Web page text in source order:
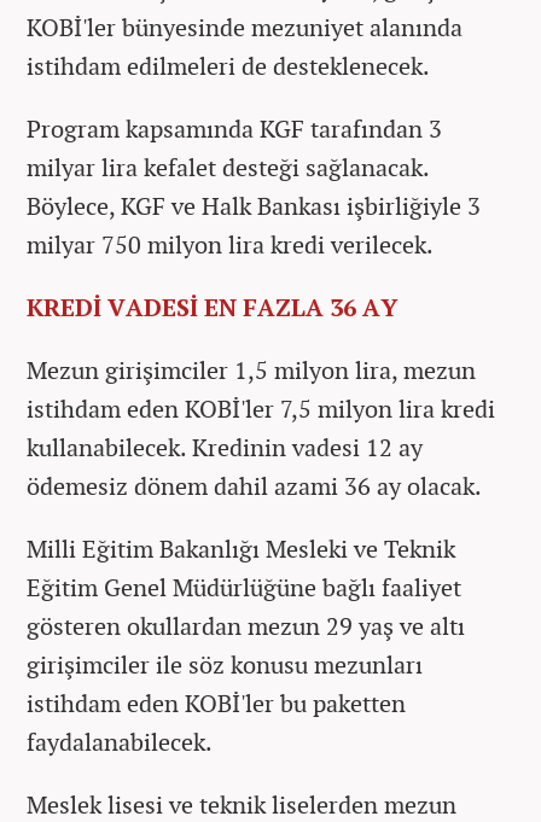
KOBİ'ler bünyesinde mezuniyet alanında
istihdam edilmeleri de desteklenecek.
Program kapsamında KGF tarafından 3
milyar lira kefalet desteği sağlanacak.
Böylece, KGF ve Halk Bankası işbirliğiyle 3
milyar 750 milyon lira kredi verilecek.
KREDİ VADESİ EN FAZLA 36 AY
Mezun girişimciler 1,5 milyon lira, mezun
istihdam eden KOBİ'ler 7,5 milyon lira kredi
kullanabilecek. Kredinin vadesi 12 ay
ödemesiz dönem dahil azami 36 ay olacak.
Milli Eğitim Bakanlığı Mesleki ve Teknik
Eğitim Genel Müdürlüğüne bağlı faaliyet
gösteren okullardan mezun 29 yaş ve altı
girişimciler ile söz konusu mezunları
istihdam eden KOBİ'ler bu paketten
faydalanabilecek.
Meslek lisesi ve teknik liselerden mezun